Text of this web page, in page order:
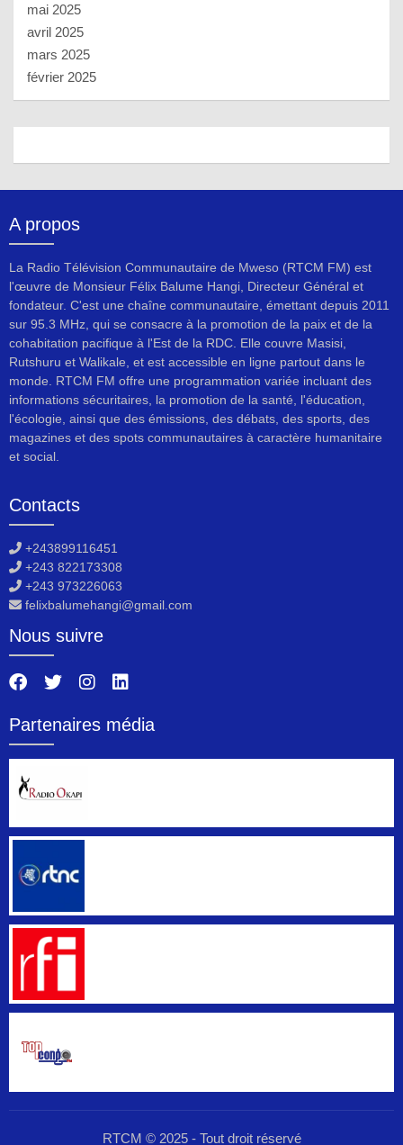
mai 2025
avril 2025
mars 2025
février 2025
A propos
La Radio Télévision Communautaire de Mweso (RTCM FM) est
l'œuvre de Monsieur Félix Balume Hangi, Directeur Général et
fondateur. C'est une chaîne communautaire, émettant depuis 2011
sur 95.3 MHz, qui se consacre à la promotion de la paix et de la
cohabitation pacifique à l'Est de la RDC. Elle couvre Masisi,
Rutshuru et Walikale, et est accessible en ligne partout dans le
monde. RTCM FM offre une programmation variée incluant des
informations sécuritaires, la promotion de la santé, l'éducation,
l'écologie, ainsi que des émissions, des débats, des sports, des
magazines et des spots communautaires à caractère humanitaire
et social.
Contacts
+243899116451
+243 822173308
+243 973226063
felixbalumehangi@gmail.com
Nous suivre
Partenaires média
RTCM © 2025 - Tout droit réservé